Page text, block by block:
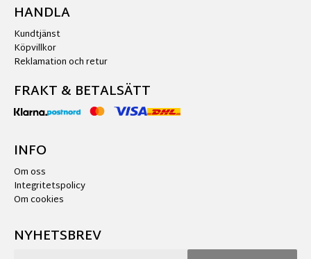
HANDLA
Kundtjänst
Köpvillkor
Reklamation och retur
FRAKT & BETALSÄTT
INFO
Om oss
Integritetspolicy
Om cookies
NYHETSBREV